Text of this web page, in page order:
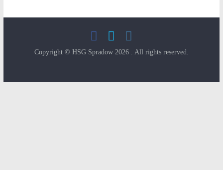
Copyright © HSG Spradow 2026 . All rights reserved.